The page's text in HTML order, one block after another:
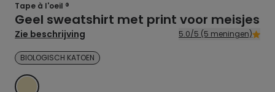
Tape à l'oeil ®
Geel sweatshirt met print voor meisjes
Zie beschrijving 5.0/5 (5 meningen)
BIOLOGISCH KATOEN
GEEL